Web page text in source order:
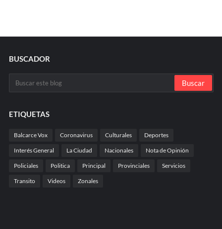
BUSCADOR
ETIQUETAS
Balcarce Vox Coronavirus Culturales Deportes
Interés General La Ciudad Nacionales Nota de Opinión
Policiales Politica Principal Provinciales Servicios
Transito Videos Zonales